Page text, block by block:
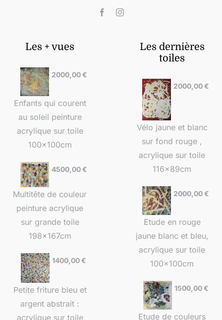
Les + vues
Enfants qui courent
au soleil peinture
acrylique sur toile
100x100cm
2000,00€
Multitête de couleur
peinture acrylique
sur grande toile
198x167cm
4500,00€
Petite friture bleu et
argent abstrait :
acrylique sur toile
1400,00€
Les dernières
toiles
Vélo jaune et blanc
sur fond rouge ,
acrylique sur toile
116x89cm
2000,00€
Etude en rouge
jaune blanc et bleu,
acrylique sur toile
100x100cm
2000,00€
Etude de couleurs
1500,00€